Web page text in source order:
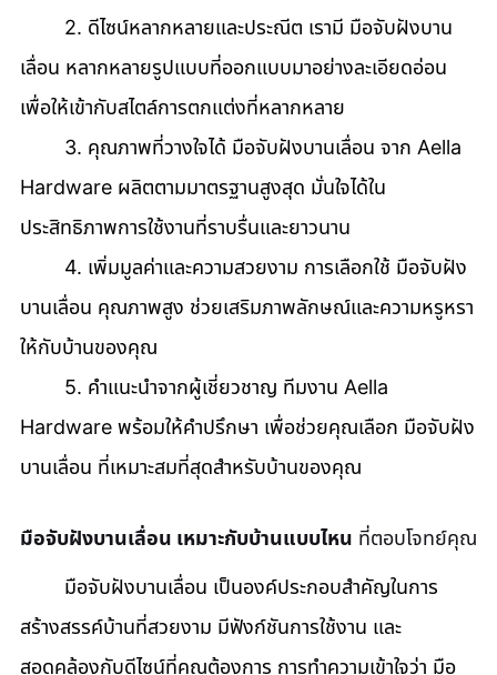
เลื่อน หลากหลายรูปแบบที่ออกแบบมาอย่างละเอียดอ่อน
เพื่อให้เข้ากับสไตล์การตกแต่งที่หลากหลาย
Hardware ผลิตตามมาตรฐานสูงสุด มั่นใจได้ใน
ประสิทธิภาพการใช้งานที่ราบรื่นและยาวนาน
บานเลื่อน คุณภาพสูง ช่วยเสริมภาพลักษณ์และความหรูหรา
ให้กับบ้านของคุณ
Hardware พร้อมให้คำปรึกษา เพื่อช่วยคุณเลือก มือจับฝัง
บานเลื่อน ที่เหมาะสมที่สุดสำหรับบ้านของคุณ
มือจับฝังบานเลื่อน เหมาะกับบ้านแบบไหน ที่ตอบโจทย์คุณ
สร้างสรรค์บ้านที่สวยงาม มีฟังก์ชันการใช้งาน และ
สอดคล้องกับดีไซน์ที่คุณต้องการ การทำความเข้าใจว่า มือ